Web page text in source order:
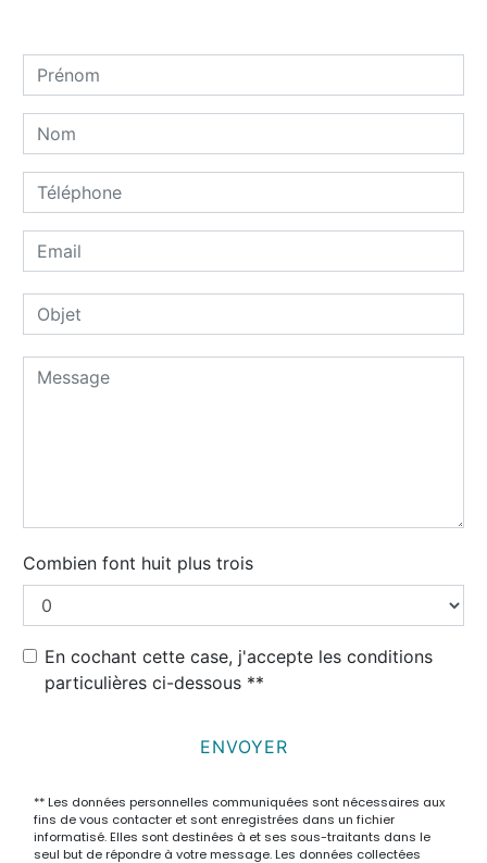
Combien font huit plus trois
En cochant cette case, j'accepte les conditions
particulières ci-dessous **
ENVOYER
** Les données personnelles communiquées sont nécessaires aux
fins de vous contacter et sont enregistrées dans un fichier
informatisé. Elles sont destinées à et ses sous-traitants dans le
seul but de répondre à votre message. Les données collectées